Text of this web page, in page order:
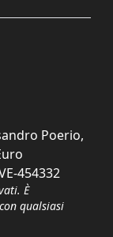
Poerio,
454332
È
qualsiasi